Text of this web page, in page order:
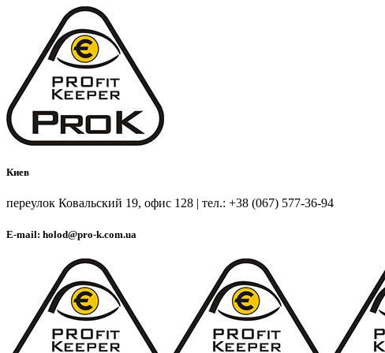
Киев
переулок Ковальский 19, офис 128 | тел.: +38 (067) 577-36-94
E-mail: holod@pro-k.com.ua